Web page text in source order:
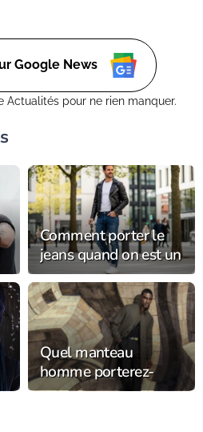
ensemble, nous
aussi sur Ctendance.fr)
Google News
Actualités pour ne rien manquer.
Comment porter le
jeans quand on est un
homme au quotidien
?
Quel manteau
homme porterez-
vous cet hiver ?